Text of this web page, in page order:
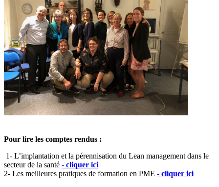
Pour lire les comptes rendus :
1- L’implantation et la pérennisation du Lean management dans le
secteur de la santé - cliquer ici
2- Les meilleures pratiques de formation en PME - cliquer ici